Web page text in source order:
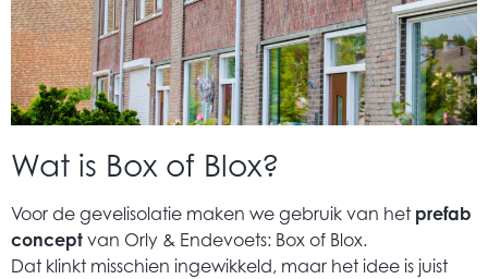
Wat is Box of Blox?
Voor de gevelisolatie maken we gebruik van het prefab
concept van Orly & Endevoets: Box of Blox.
Dat klinkt misschien ingewikkeld, maar het idee is juist